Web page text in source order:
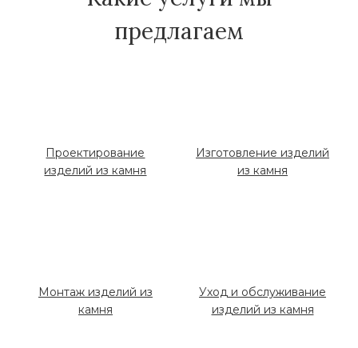
предлагаем
Проектирование
изделий из камня
Изготовление изделий
из камня
Монтаж изделий из
камня
Уход и обслуживание
изделий из камня